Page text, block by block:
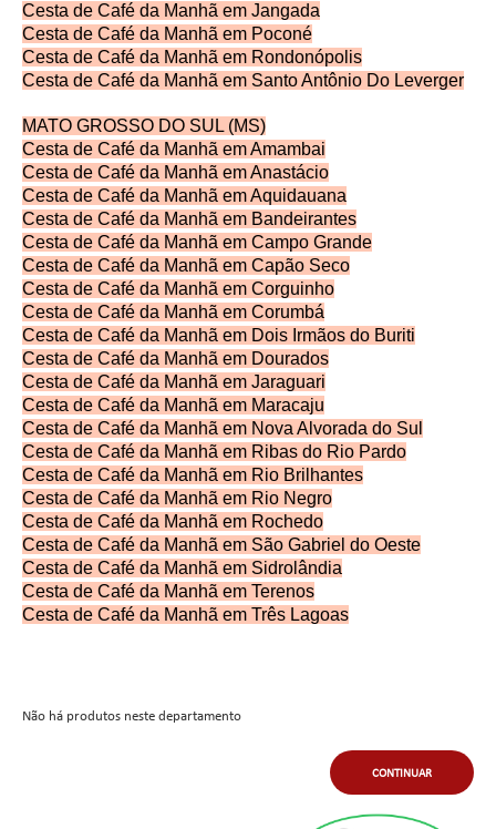
Cesta de Café da Manhã em Jangada
Cesta de Café da Manhã em Poconé
Cesta de Café da Manhã em Rondonópolis
Cesta de Café da Manhã em Santo Antônio Do Leverger
MATO GROSSO DO SUL (MS)
Cesta de Café da Manhã em Amambai
Cesta de Café da Manhã em Anastácio
Cesta de Café da Manhã em Aquidauana
Cesta de Café da Manhã em Bandeirantes
Cesta de Café da Manhã em Campo Grande
Cesta de Café da Manhã em Capão Seco
Cesta de Café da Manhã em Corguinho
Cesta de Café da Manhã em Corumbá
Cesta de Café da Manhã em Dois Irmãos do Buriti
Cesta de Café da Manhã em Dourados
Cesta de Café da Manhã em Jaraguari
Cesta de Café da Manhã em Maracaju
Cesta de Café da Manhã em Nova Alvorada do Sul
Cesta de Café da Manhã em Ribas do Rio Pardo
Cesta de Café da Manhã em Rio Brilhantes
Cesta de Café da Manhã em Rio Negro
Cesta de Café da Manhã em Rochedo
Cesta de Café da Manhã em São Gabriel do Oeste
Cesta de Café da Manhã em Sidrolândia
Cesta de Café da Manhã em Terenos
Cesta de Café da Manhã em Três Lagoas
Não há produtos neste departamento
CONTINUAR